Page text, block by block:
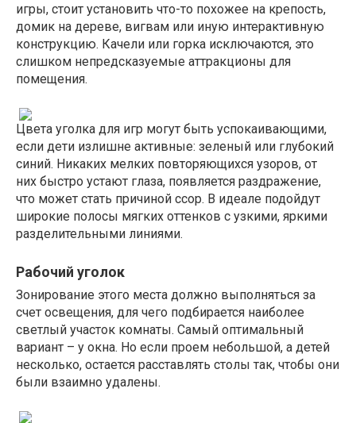
игры, стоит установить что-то похожее на крепость,
домик на дереве, вигвам или иную интерактивную
конструкцию. Качели или горка исключаются, это
слишком непредсказуемые аттракционы для
помещения.
Цвета уголка для игр могут быть успокаивающими,
если дети излишне активные: зеленый или глубокий
синий. Никаких мелких повторяющихся узоров, от
них быстро устают глаза, появляется раздражение,
что может стать причиной ссор. В идеале подойдут
широкие полосы мягких оттенков с узкими, яркими
разделительными линиями.
Рабочий уголок
Зонирование этого места должно выполняться за
счет освещения, для чего подбирается наиболее
светлый участок комнаты. Самый оптимальный
вариант – у окна. Но если проем небольшой, а детей
несколько, остается расставлять столы так, чтобы они
были взаимно удалены.